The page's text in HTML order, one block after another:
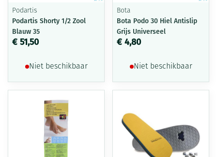
Podartis
Podartis Shorty 1/2 Zool
Blauw 35
€ 51,50
Niet beschikbaar
Bota
Bota Podo 30 Hiel Antislip
Grijs Universeel
€ 4,80
Niet beschikbaar